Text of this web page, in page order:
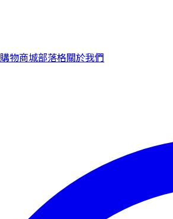
購物商城部落格關於我們